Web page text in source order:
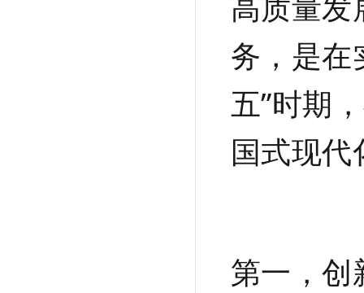
务，是在
五”时期
国式现
第一，创